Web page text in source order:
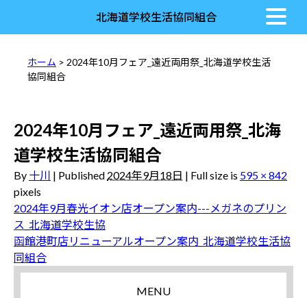
北海道学校生活協同組合
ホーム > 2024年10月フェア_遠近両用祭_北海道学校生活
協同組合
2024年10月フェア_遠近両用祭_北海
道学校生活協同組合
By 十川 | Published 2024年9月18日 | Full size is 595 × 842
pixels
2024年9月春光イオン店オープン案内---メガネのプリン
ス_北海道学校生協
函館港町店リニューアルオープン案内_北海道学校生活協
同組合
MENU